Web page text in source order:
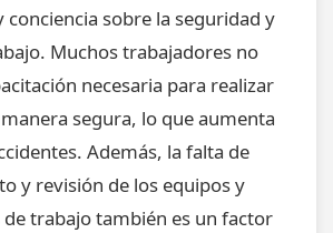
conciencia sobre la seguridad y
Muchos trabajadores no
necesaria para realizar
segura, lo que aumenta
Además, la falta de
y revisión de los equipos y
trabajo también es un factor